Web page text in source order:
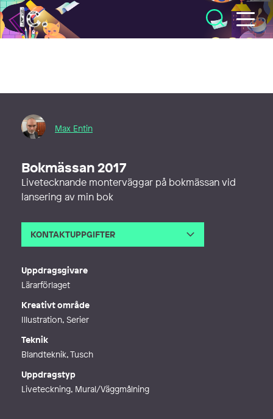
Illustratörcentrum
Max Entin
Bokmässan 2017
Livetecknande monterväggar på bokmässan vid
lansering av min bok
KONTAKTUPPGIFTER
Webb http://www.maxentin.com
Uppdragsgivare
Lärarförlaget
Kreativt område
Illustration, Serier
Teknik
Blandteknik, Tusch
Uppdragstyp
Liveteckning, Mural/Väggmålning